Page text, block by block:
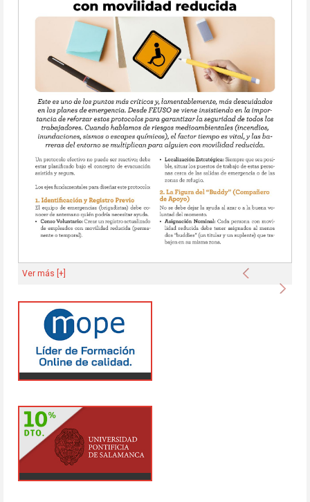
Anterior
Ver más [+]